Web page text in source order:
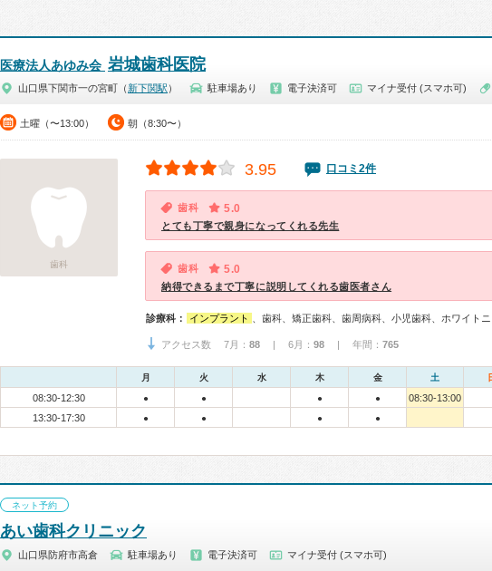
医療法人あゆみ会 岩城歯科医院
山口県下関市一の宮町（ 新下関駅 ） 駐車場あり 電子決済可 マイナ受付 (スマホ可)
土曜（〜13:00） 朝（8:30〜）
歯科
3.95 口コミ2件
歯科 5.0
とても丁寧で親身になってくれる先生
歯科 5.0
納得できるまで丁寧に説明してくれる歯医者さん
診療科： インプラント 、歯科、矯正歯科、歯周病科、小児歯科、ホワイト
アクセス数 7月： 88 | 6月： 98 | 年間： 765
月 火 水 木 金 土
08:30-12:30 ● ● ● ●
08:30-13:00
13:30-17:30
● ● ● ●
ネット予約
あい歯科クリニック
山口県防府市高倉 駐車場あり 電子決済可 マイナ受付 (スマホ可)